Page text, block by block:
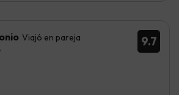
9.7
Viajó en pareja